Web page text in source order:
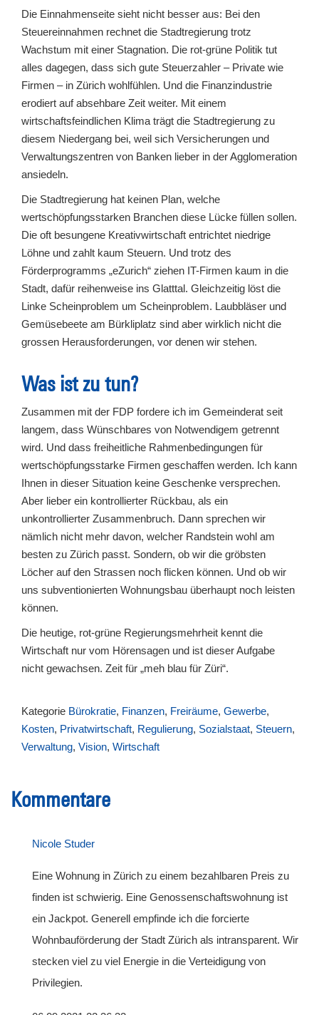
Die Einnahmenseite sieht nicht besser aus: Bei den
Steuereinnahmen rechnet die Stadtregierung trotz
Wachstum mit einer Stagnation. Die rot-grüne Politik tut
alles dagegen, dass sich gute Steuerzahler – Private wie
Firmen – in Zürich wohlfühlen. Und die Finanzindustrie
erodiert auf absehbare Zeit weiter. Mit einem
wirtschaftsfeindlichen Klima trägt die Stadtregierung zu
diesem Niedergang bei, weil sich Versicherungen und
Verwaltungszentren von Banken lieber in der Agglomeration
ansiedeln.
Die Stadtregierung hat keinen Plan, welche
wertschöpfungsstarken Branchen diese Lücke füllen sollen.
Die oft besungene Kreativwirtschaft entrichtet niedrige
Löhne und zahlt kaum Steuern. Und trotz des
Förderprogramms „eZurich“ ziehen IT-Firmen kaum in die
Stadt, dafür reihenweise ins Glatttal. Gleichzeitig löst die
Linke Scheinproblem um Scheinproblem. Laubbläser und
Gemüsebeete am Bürkliplatz sind aber wirklich nicht die
grossen Herausforderungen, vor denen wir stehen.
Was ist zu tun?
Zusammen mit der FDP fordere ich im Gemeinderat seit
langem, dass Wünschbares von Notwendigem getrennt
wird. Und dass freiheitliche Rahmenbedingungen für
wertschöpfungsstarke Firmen geschaffen werden. Ich kann
Ihnen in dieser Situation keine Geschenke versprechen.
Aber lieber ein kontrollierter Rückbau, als ein
unkontrollierter Zusammenbruch. Dann sprechen wir
nämlich nicht mehr davon, welcher Randstein wohl am
besten zu Zürich passt. Sondern, ob wir die gröbsten
Löcher auf den Strassen noch flicken können. Und ob wir
uns subventionierten Wohnungsbau überhaupt noch leisten
können.
Die heutige, rot-grüne Regierungsmehrheit kennt die
Wirtschaft nur vom Hörensagen und ist dieser Aufgabe
nicht gewachsen. Zeit für „meh blau für Züri“.
Kategorie Bürokratie, Finanzen, Freiräume, Gewerbe,
Kosten, Privatwirtschaft, Regulierung, Sozialstaat, Steuern,
Verwaltung, Vision, Wirtschaft
Kommentare
Nicole Studer
Eine Wohnung in Zürich zu einem bezahlbaren Preis zu
finden ist schwierig. Eine Genossenschaftswohnung ist
ein Jackpot. Generell empfinde ich die forcierte
Wohnbauförderung der Stadt Zürich als intransparent. Wir
stecken viel zu viel Energie in die Verteidigung von
Privilegien.